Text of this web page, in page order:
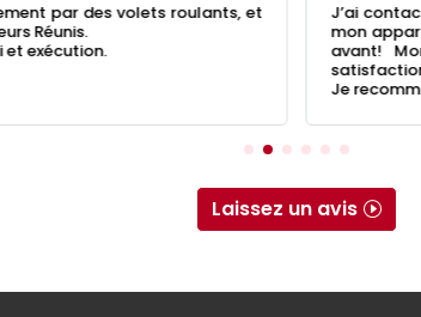
par des volets roulants, et
Réunis.
et exécution.
J’ai
mon
avant!
Je
Laissez un avis